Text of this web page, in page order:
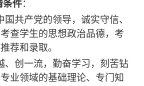
条件：
国共产党的领导，诚实守信、
查学生的思想政治品德，考
荐和录取。
、创一流，勤奋学习，刻苦钻
业领域的基础理论、专门知